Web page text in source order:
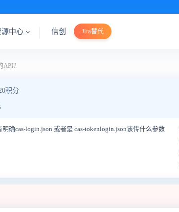
源中心 信创 Jira替代
？
积分
确cas-login.json 或者是 cas-tokenlogin.json该传什么参数